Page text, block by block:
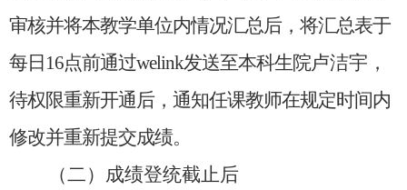
审核并将本教学单位内情况汇总后， 将汇总表于
每日 16点前通过welink发送至本科生院卢洁宇 ，
待权限重新开通后，通知任课教师在规定时间内
修改并重新提交成绩。
（二）成绩登统截止后